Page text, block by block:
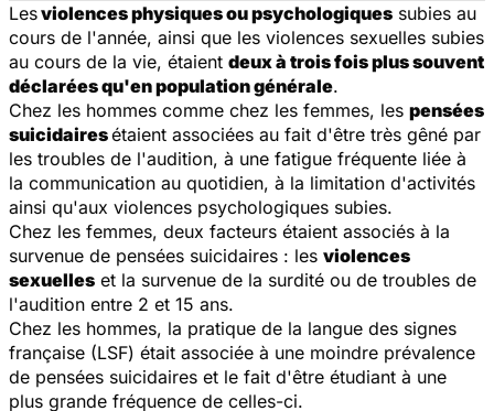
Lesviolences physiques ou psychologiques subies au
cours de l'année, ainsi que les violences sexuelles subies
au cours de la vie, étaient deux à trois fois plus souvent
déclarées qu'en population générale.
Chez les hommes comme chez les femmes, les pensées
suicidairesétaient associées au fait d'être très gêné par
les troubles de l'audition, à une fatigue fréquente liée à
la communication au quotidien, à la limitation d'activités
ainsi qu'aux violences psychologiques subies.
Chez les femmes, deux facteurs étaient associés à la
survenue de pensées suicidaires : les violences
sexuelles et la survenue de la surdité ou de troubles de
l'audition entre 2 et 15 ans.
Chez les hommes, la pratique de la langue des signes
française (LSF) était associée à une moindre prévalence
de pensées suicidaires et le fait d'être étudiant à une
plus grande fréquence de celles-ci.